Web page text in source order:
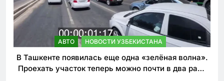
АВТО НОВОСТИ УЗБЕКИСТАНА
В Ташкенте появилась еще одна «зелёная волна».
Проехать участок теперь можно почти в два раза